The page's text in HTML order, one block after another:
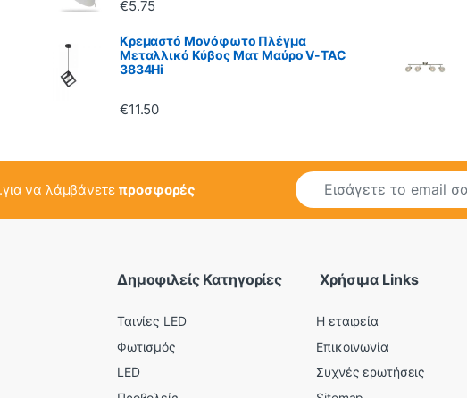
€5.75
Κρεμαστό Μονόφωτο Πλέγμα
Μεταλλικό Κύβος Ματ Μαύρο V-TAC
3834Hi
€11.50
να λάμβάνετε προσφορές
E
m
a
Δημοφιλείς Κατηγορίες
Ταινίες LED
Φωτισμός
LED
Χρήσιμα Links
Η εταιρεία
Επικοινωνία
Συχνές ερωτήσεις